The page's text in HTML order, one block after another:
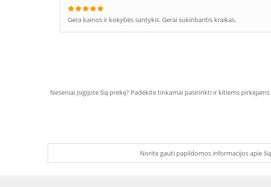
Gera kainos ir kokybės santykis. Gerai sukinbantis kraikas.
Neseniai įsigijote šią prekę? Padėkite tinkamai pasirinkti ir kitiems
Norite gauti papildomos informacijos apie